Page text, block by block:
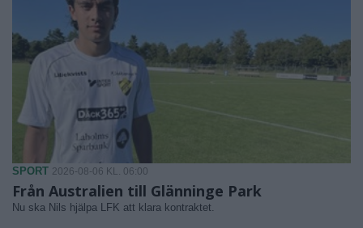
SPORT 2026-08-06 KL. 06:00
Från Australien till Glänninge Park
Nu ska Nils hjälpa LFK att klara kontraktet.